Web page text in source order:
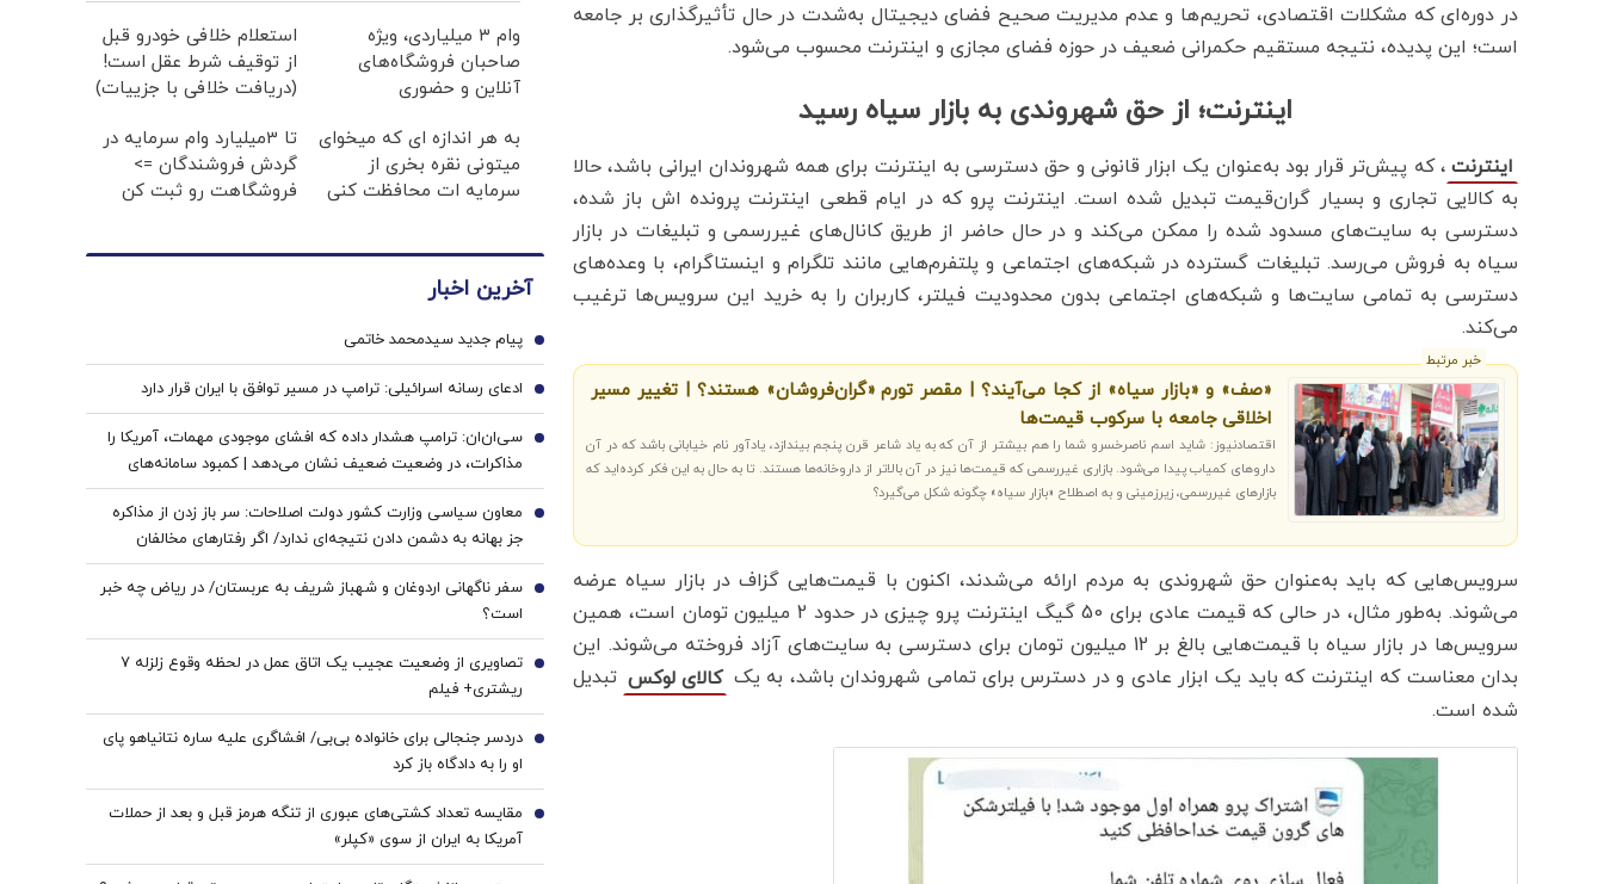
در دوره‌ای که مشکلات اقتصادی، تحریم‌ها و عدم مدیریت صحیح فضای دیجیتال به‌شدت در حال تأثیرگذاری بر جامعه
است؛ این پدیده، نتیجه مستقیم حکمرانی ضعیف در حوزه فضای مجازی و اینترنت محسوب می‌شود.
اینترنت؛ از حق شهروندی به بازار سیاه رسید
اینترنت ، که پیش‌تر قرار بود به‌عنوان یک ابزار قانونی و حق دسترسی به اینترنت برای همه شهروندان ایرانی باشد، حالا
به کالایی تجاری و بسیار گران‌قیمت تبدیل شده است. اینترنت پرو که در ایام قطعی اینترنت پرونده اش باز شده،
دسترسی به سایت‌های مسدود شده را ممکن می‌کند و در حال حاضر از طریق کانال‌های غیررسمی و تبلیغات در بازار
سیاه به فروش می‌رسد. تبلیغات گسترده‌ در شبکه‌های اجتماعی و پلتفرم‌هایی مانند تلگرام و اینستاگرام، با وعده‌های
دسترسی به تمامی سایت‌ها و شبکه‌های اجتماعی بدون محدودیت فیلتر، کاربران را به خرید این سرویس‌ها ترغیب
می‌کند.
خبر مرتبط
«صف» و «بازار سیاه» از کجا می‌آیند؟ | مقصر تورم «گران‌فروشان» هستند؟ | تغییر مسیر
اخلاقی جامعه با سرکوب قیمت‌ها
اقتصادنیوز: شاید اسم ناصرخسرو شما را هم بیشتر از آن که به یاد شاعر قرن پنجم بیندازد، یادآور نام خیابانی باشد که در آن
داروهای کمیاب پیدا می‌شود. بازاری غیررسمی که قیمت‌ها نیز در آن بالاتر از داروخانه‌ها هستند. تا به حال به این فکر کرده‌اید که
بازارهای غیررسمی، زیرزمینی و به اصطلاح «بازار سیاه» چگونه شکل می‌گیرد؟
سرویس‌هایی که باید به‌عنوان حق شهروندی به مردم ارائه می‌شدند، اکنون با قیمت‌هایی گزاف در بازار سیاه عرضه
می‌شوند. به‌طور مثال، در حالی که قیمت عادی برای 50 گیگ اینترنت پرو چیزی در حدود 2 میلیون تومان است، همین
سرویس‌ها در بازار سیاه با قیمت‌هایی بالغ بر 12 میلیون تومان برای دسترسی به سایت‌های آزاد فروخته می‌شوند. این
بدان معناست که اینترنت که باید یک ابزار عادی و در دسترس برای تمامی شهروندان باشد، به یک کالای لوکس تبدیل
شده است.
وام ۳ میلیاردی، ویژه
صاحبان فروشگاه‌های
آنلاین و حضوری
استعلام خلافی خودرو قبل
از توقیف شرط عقل است!
(دریافت خلافی با جزییات)
به هر اندازه ای که میخوای
میتونی نقره بخری از
سرمایه ات محافظت کنی
تا 3میلیارد وام سرمایه در
گردش فروشندگان =>
فروشگاهت رو ثبت کن
آخرین اخبار
پیام جدید سیدمحمد خاتمی 1
ادعای رسانه اسرائیلی: ترامپ در مسیر توافق با ایران قرار دارد 2
سی‌ان‌ان: ترامپ هشدار داده که افشای موجودی مهمات، آمریکا را
مذاکرات، در وضعیت ضعیف نشان می‌دهد | کمبود سامانه‌های
دفاع هوایی، متحدان عرب آمریکا را نگران کرده است
3
معاون سیاسی وزارت کشور دولت اصلاحات: سر باز زدن از مذاکره‌
جز بهانه به دشمن دادن نتیجه‌ای ندارد/ اگر رفتارهای مخالفان
مذاکره مهار نشود، کشور آسیب می‌بیند/ توهین به مسئولان
زمینه‌ساز طمع دشمنان است
4
سفر ناگهانی اردوغان و شهباز شریف به عربستان/ در ریاض چه خبر
است؟
5
تصاویری از وضعیت عجیب یک اتاق عمل در لحظه وقوع زلزله 7
ریشتری+ فیلم
6
دردسر جنجالی برای خانواده بی‌بی/ افشاگری علیه ساره نتانیاهو پای
او را به دادگاه باز کرد
7
مقایسه تعداد کشتی‌های عبوری از تنگه هرمز قبل و بعد از حملات
آمریکا به ایران از سوی «کپلر»
8